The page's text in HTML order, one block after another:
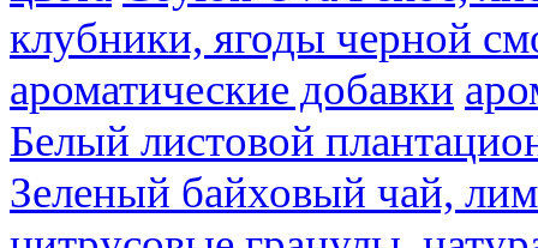
клубники, ягоды черной
ароматические добавки
Белый листовой
Зеленый байховый чай,